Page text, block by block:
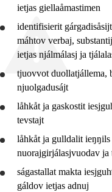
ietjas giellaåmastimen
identifisierit
máhtov verbaj,
ietjas njálmálasj ja
tjuovvot duollatjállema,
njuolgadusájt
låhkåt ja gaskostit
tevstajt
låhkåt ja gulldalit ieŋŋils
nuorajgirjálasjvuodav ja
ságastallat makta
gáldov ietjas adnuj